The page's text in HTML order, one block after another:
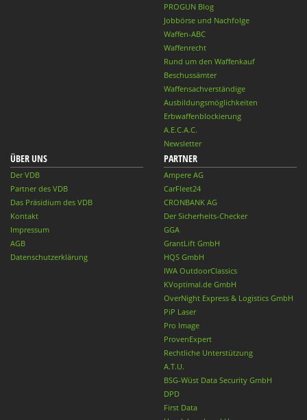
PROGUN Blog
Jobbörse und Nachfolge
Waffen-ABC
Waffenrecht
Rund um den Waffenkauf
Beschussämter
Waffensachverständige
Ausbildungsmöglichkeiten
Erbwaffenblockierung
A.E.C.A.C.
Newsletter
ÜBER UNS
Der VDB
Partner des VDB
Das Präsidium des VDB
Kontakt
Impressum
AGB
Datenschutzerklärung
PARTNER
Ampere AG
CarFleet24
CRONBANK AG
Der Sicherheits-Checker
GGA
GrantLift GmbH
HQS GmbH
IWA OutdoorClassics
KVoptimal.de GmbH
OverNight Express & Logistics GmbH
PiP Laser
Pro Image
ProvenExpert
Rechtliche Unterstützung
A.T.U.
BSG-Wüst Data Security GmbH
DPD
First Data